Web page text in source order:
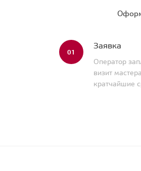
01
Заявка
Оператор
визит
кратчайшие